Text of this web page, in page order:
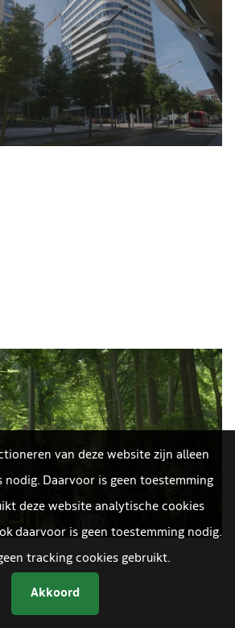
van deze website zijn alleen
Daarvoor is geen toestemming
deze website analytische cookies
daarvoor is geen toestemming nodig.
tracking cookies gebruikt.
Akkoord